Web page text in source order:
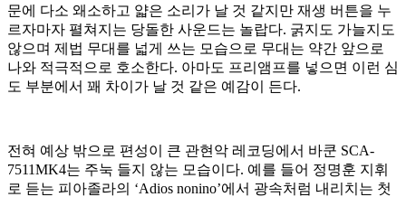
문에 다소 왜소하고 얇은 소리가 날 것 같지만 재생 버튼을 누
르자마자 펼쳐지는 당돌한 사운드는 놀랍다. 굵지도 가늘지도
않으며 제법 무대를 넓게 쓰는 모습으로 무대는 약간 앞으로
나와 적극적으로 호소한다. 아마도 프리앰프를 넣으면 이런 심
도 부분에서 꽤 차이가 날 것 같은 예감이 든다.
전혀 예상 밖으로 편성이 큰 관현악 레코딩에서 바쿤 SCA-
7511MK4는 주눅 들지 않는 모습이다. 예를 들어 정명훈 지휘
로 듣는 피아졸라의 ‘Adios nonino’에서 광속처럼 내리치는 첫